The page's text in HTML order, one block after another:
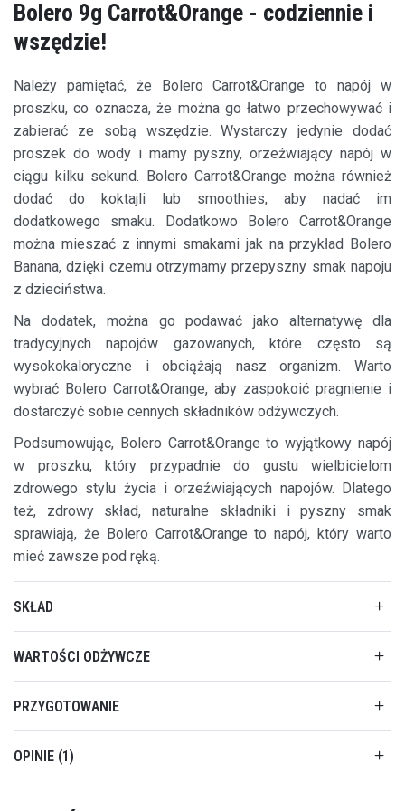
Bolero 9g Carrot&Orange - codziennie i
wszędzie!
Należy pamiętać, że Bolero Carrot&Orange to napój w
proszku, co oznacza, że można go łatwo przechowywać i
zabierać ze sobą wszędzie. Wystarczy jedynie dodać
proszek do wody i mamy pyszny, orzeźwiający napój w
ciągu kilku sekund. Bolero Carrot&Orange można również
dodać do koktajli lub smoothies, aby nadać im
dodatkowego smaku. Dodatkowo Bolero Carrot&Orange
można mieszać z innymi smakami jak na przykład Bolero
Banana, dzięki czemu otrzymamy przepyszny smak napoju
z dzieciństwa.
Na dodatek, można go podawać jako alternatywę dla
tradycyjnych napojów gazowanych, które często są
wysokokaloryczne i obciążają nasz organizm. Warto
wybrać Bolero Carrot&Orange, aby zaspokoić pragnienie i
dostarczyć sobie cennych składników odżywczych.
Podsumowując, Bolero Carrot&Orange to wyjątkowy napój
w proszku, który przypadnie do gustu wielbicielom
zdrowego stylu życia i orzeźwiających napojów. Dlatego
też, zdrowy skład, naturalne składniki i pyszny smak
sprawiają, że Bolero Carrot&Orange to napój, który warto
mieć zawsze pod ręką.
SKŁAD
WARTOŚCI ODŻYWCZE
PRZYGOTOWANIE
OPINIE 1